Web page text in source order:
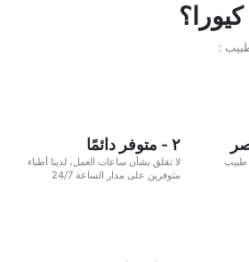
:
طبيب
٢ - متوفر دائمًا
لا تقلق بشأن ساعات العمل، لدينا أطباء
متوفرين على مدار الساعة 24/7